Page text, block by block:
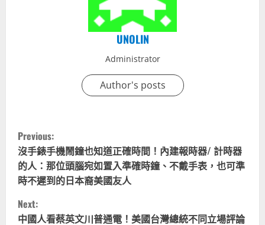
UNOLIN
Administrator
Author's posts
C
o
n
t
Previous:
沒手錶手機鬧鐘也知道正確時間！內建報時器/ 計時器
的人：那位頭腦宛如置入準確時鐘、不戴手表，也可準
時不遲到的日本裔美國友人
Next:
中國人看蔡英文川普通電！美國台灣總統不同立場評論